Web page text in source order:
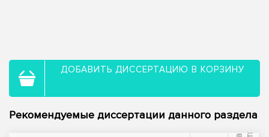
ДОБАВИТЬ ДИССЕРТАЦИЮ В КОРЗИНУ
Рекомендуемые диссертации данного раздела